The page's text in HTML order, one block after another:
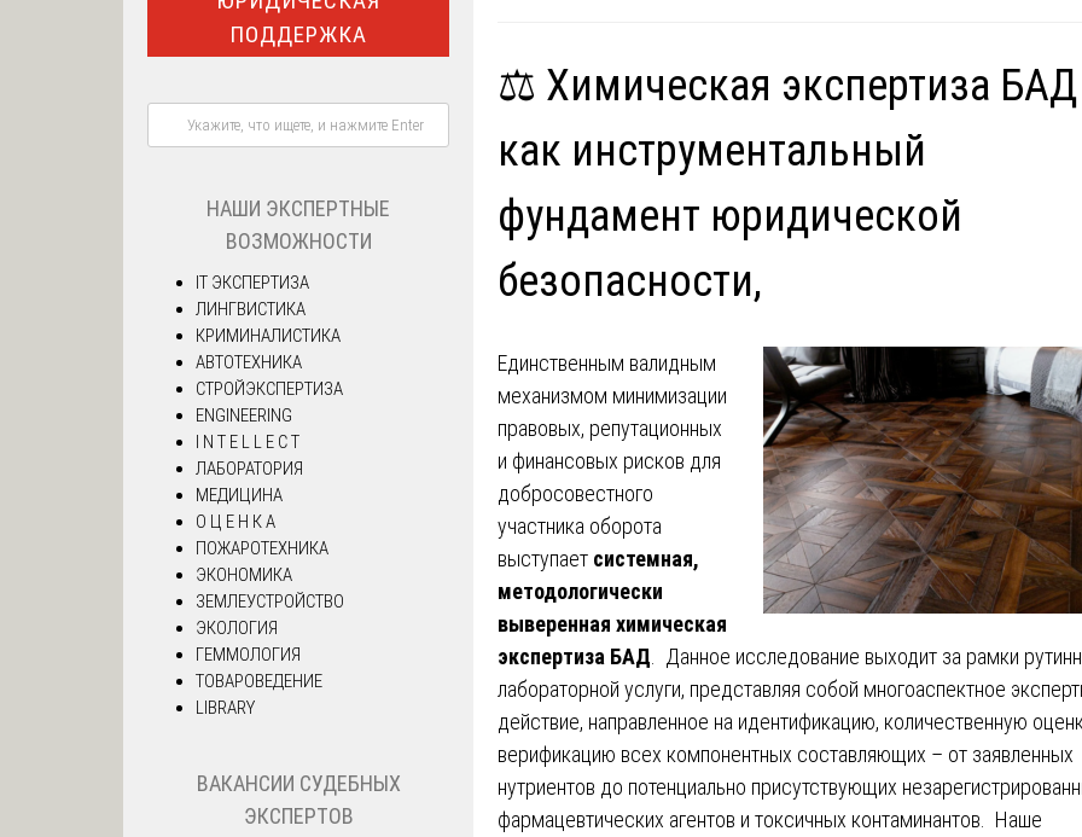
⚖️ Химическая экспертиза БАД
как инструментальный
фундамент юридической
безопасности,
Единственным валидным
механизмом минимизации
правовых, репутационных
и финансовых рисков для
добросовестного
участника оборота
выступает системная,
методологически
выверенная химическая
экспертиза БАД . Данное исследование выходит за рамки
лабораторной услуги, представляя собой многоаспектное
действие, направленное на идентификацию, количественную
верификацию всех компонентных составляющих – от заявленных
нутриентов до потенциально присутствующих
фармацевтических агентов и токсичных контаминантов. Наше
ПОДДЕРЖКА
НАШИ ЭКСПЕРТНЫЕ
ВОЗМОЖНОСТИ
IT ЭКСПЕРТИЗА
ЛИНГВИСТИКА
КРИМИНАЛИСТИКА
АВТОТЕХНИКА
СТРОЙЭКСПЕРТИЗА
ENGINEERING
I N T E L L E C T
ЛАБОРАТОРИЯ
МЕДИЦИНА
О Ц Е Н К А
ПОЖАРОТЕХНИКА
ЭКОНОМИКА
ЗЕМЛЕУСТРОЙСТВО
ЭКОЛОГИЯ
ГЕММОЛОГИЯ
ТОВАРОВЕДЕНИЕ
LIBRARY
ВАКАНСИИ СУДЕБНЫХ
ЭКСПЕРТОВ